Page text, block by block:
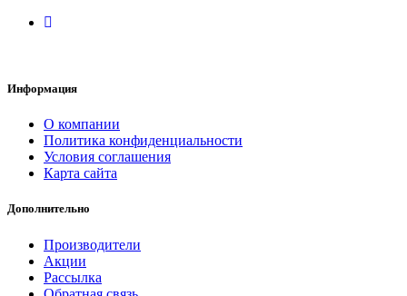
Информация
О компании
Политика конфиденциальности
Условия соглашения
Карта сайта
Дополнительно
Производители
Акции
Рассылка